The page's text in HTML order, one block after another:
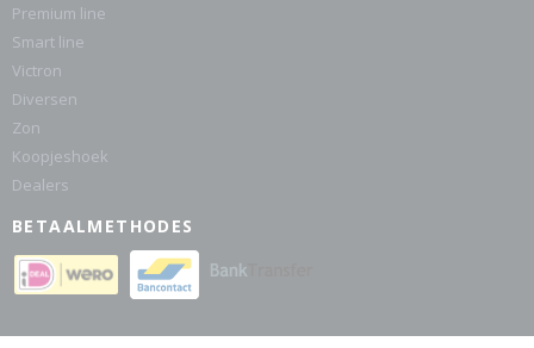
Premium line
Smart line
Victron
Diversen
Zon
Koopjeshoek
Dealers
BETAALMETHODES